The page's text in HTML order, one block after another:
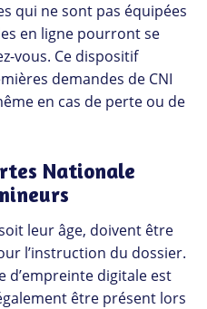
qui ne sont pas équipées
en ligne pourront se
vous. Ce dispositif
demandes de CNI
en cas de perte ou de
Nationale
leur âge, doivent être
l’instruction du dossier.
d’empreinte digitale est
être présent lors